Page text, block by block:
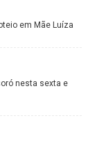
em Mãe Luíza
nesta sexta e